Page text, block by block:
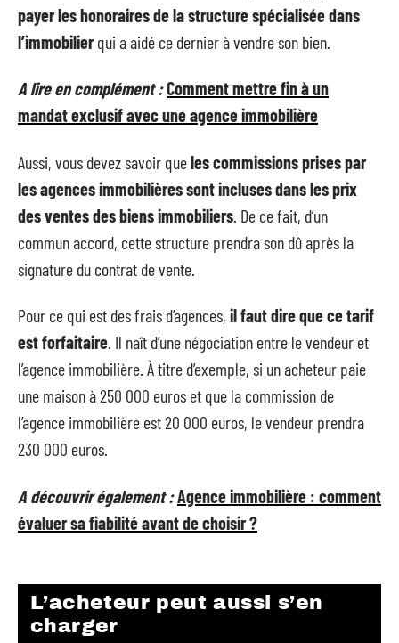
payer les honoraires de la structure spécialisée dans
l’immobilierqui a aidé ce dernier à vendre son bien.
A lire en complément :Comment mettre fin à un
mandat exclusif avec une agence immobilière
Aussi, vous devez savoir queles commissions prises par
les agences immobilières sont incluses dans les prix
des ventes des biens immobiliers . De ce fait, d’un
commun accord, cette structure prendra son dû après la
signature du contrat de vente.
Pour ce qui est des frais d’agences, il faut dire que ce tarif
est forfaitaire. Il naît d’une négociation entre le vendeur et
l’agence immobilière. À titre d’exemple, si un acheteur paie
une maison à 250 000 euros et que la commission de
l’agence immobilière est 20 000 euros, le vendeur prendra
230 000 euros.
A découvrir également :Agence immobilière : comment
évaluer sa fiabilité avant de choisir ?
L’acheteur peut aussi s’en
charger